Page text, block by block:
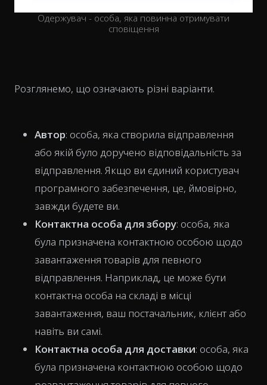
Одержувач - особа, яка повинна отримувати
сповіщення
Розглянемо, що означають різні варіанти.
Автор: особа, яка створила відправлення
або якій було доручено відповідальність за
відправлення. Якщо ви єдиний користувач
програмного забезпечення, це, ймовірно,
завжди будете ви.
Контактна особа для збору: особа, яка
була призначена контактною особою щодо
завантаження товарів для певного
відправлення. Наприклад, це може бути
контактна особа на складі в місці
завантаження, ваш постачальник, клієнт або
навіть ви самі.
Контактна особа для доставки: особа, яка
була призначена контактною особою щодо